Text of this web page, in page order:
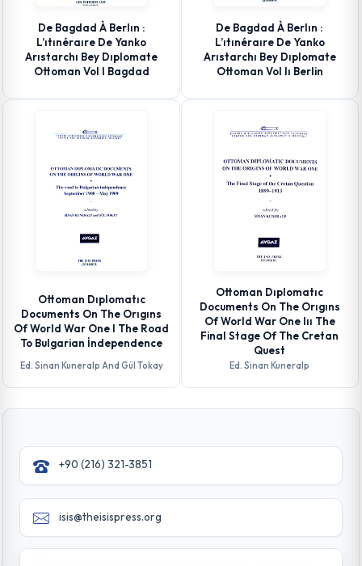
De Bagdad À Berlın :
L’ıtınéraıre De Yanko
Arıstarchı Bey Dıplomate
Ottoman Vol I Bagdad
De Bagdad À Berlın :
L’ıtınéraıre De Yanko
Arıstarchı Bey Dıplomate
Ottoman Vol Iı Berlin
Ottoman Dıplomatıc
Documents On The Orıgıns
Of World War One I The Road
To Bulgarian İndependence
Ed. Sinan Kuneralp And Gül Tokay
Ottoman Dıplomatıc
Documents On The Orıgıns
Of World War One Iıı The
Final Stage Of The Cretan
Quest
Ed. Sinan Kuneralp
+90 (216) 321-3851
isis@theisispress.org